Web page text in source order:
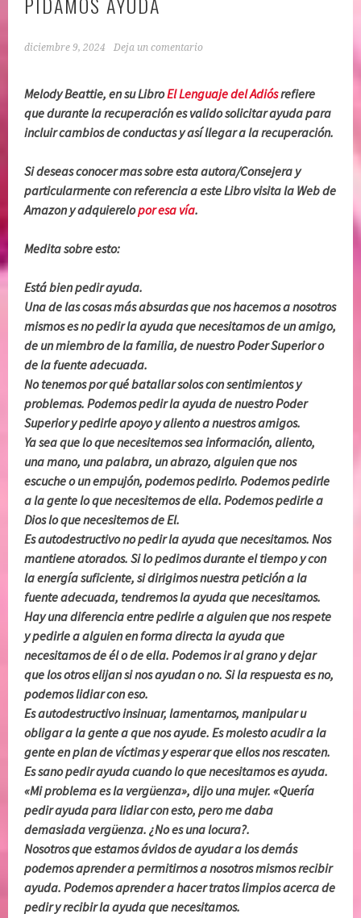
diciembre 9, 2024 Deja un comentario
Melody Beattie, en su LibroEl Lenguaje del Adiósrefiere
que durante la recuperación es valido solicitar ayuda para
incluir cambios de conductas y así llegar a la recuperación.
Si deseas conocer mas sobre esta autora/Consejera y
particularmente con referencia a este Libro visita la Web de
Amazon y adquierelopor esa vía.
Medita sobre esto:
Está bien pedir ayuda.
Una de las cosas más absurdas que nos hacemos a nosotros
mismos es no pedir la ayuda que necesitamos de un amigo,
de un miembro de la familia, de nuestro Poder Superior o
de la fuente adecuada.
No tenemos por qué batallar solos con sentimientos y
problemas. Podemos pedir la ayuda de nuestro Poder
Superior y pedirle apoyo y aliento a nuestros amigos.
Ya sea que lo que necesitemos sea información, aliento,
una mano, una palabra, un abrazo, alguien que nos
escuche o un empujón, podemos pedirlo. Podemos pedirle
a la gente lo que necesitemos de ella. Podemos pedirle a
Dios lo que necesitemos de El.
Es autodestructivo no pedir la ayuda que necesitamos. Nos
mantiene atorados. Si lo pedimos durante el tiempo y con
la energía suficiente, si dirigimos nuestra petición a la
fuente adecuada, tendremos la ayuda que necesitamos.
Hay una diferencia entre pedirle a alguien que nos respete
y pedirle a alguien en forma directa la ayuda que
necesitamos de él o de ella. Podemos ir al grano y dejar
que los otros elijan si nos ayudan o no. Si la respuesta es no,
podemos lidiar con eso.
Es autodestructivo insinuar, lamentarnos, manipular u
obligar a la gente a que nos ayude. Es molesto acudir a la
gente en plan de víctimas y esperar que ellos nos rescaten.
Es sano pedir ayuda cuando lo que necesitamos es ayuda.
«Mi problema es la vergüenza», dijo una mujer. «Quería
pedir ayuda para lidiar con esto, pero me daba
demasiada vergüenza. ¿No es una locura?.
Nosotros que estamos ávidos de ayudar a los demás
podemos aprender a permitirnos a nosotros mismos recibir
ayuda. Podemos aprender a hacer tratos limpios acerca de
pedir y recibir la ayuda que necesitamos.